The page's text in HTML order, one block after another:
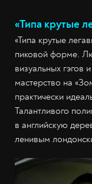
«Типа крутые
«Типа крутые
пиковой форме.
визуальных
мастерство на
практически
Талантливого
в английскую
ленивым